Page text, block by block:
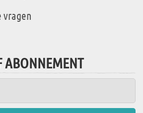
vragen
ABONNEMENT